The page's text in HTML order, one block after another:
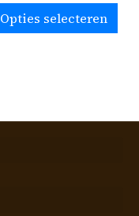
Opties selecteren